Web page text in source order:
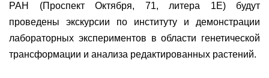
РАН (Проспект Октября, 71, литера 1E) будут
проведены экскурсии по институту и демонстрации
лабораторных экспериментов в области генетической
трансформации и анализа редактированных растений.